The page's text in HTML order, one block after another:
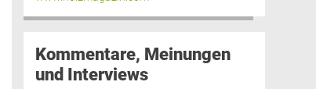
Kommentare, Meinungen
und Interviews